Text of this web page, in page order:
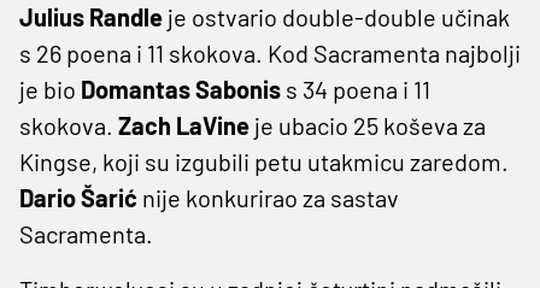
Julius Randle je ostvario double-double učinak
s 26 poena i 11 skokova. Kod Sacramenta najbolji
je bio Domantas Sabonis s 34 poena i 11
skokova. Zach LaVine je ubacio 25 koševa za
Kingse, koji su izgubili petu utakmicu zaredom.
Dario Šarić nije konkurirao za sastav
Sacramenta.